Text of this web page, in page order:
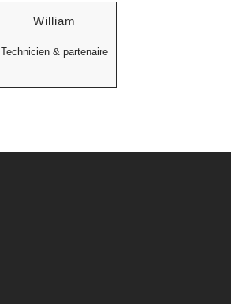
William
Technicien & partenaire